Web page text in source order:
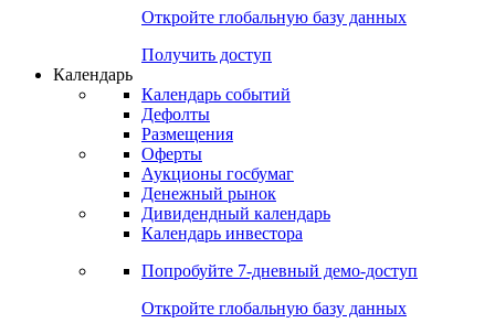
Откройте глобальную базу данных
Получить доступ
Календарь
Календарь событий
Дефолты
Размещения
Оферты
Аукционы госбумаг
Денежный рынок
Дивидендный календарь
Календарь инвестора
Попробуйте 7-дневный демо-доступ
Откройте глобальную базу данных